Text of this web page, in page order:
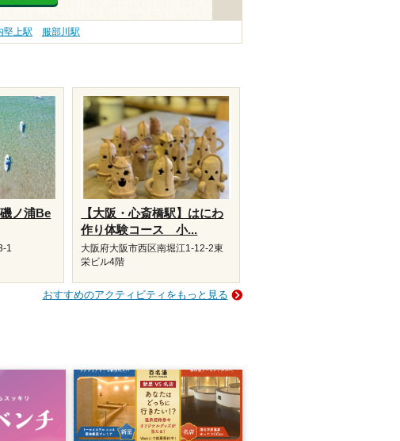
堅上駅 服部川駅
ノ浦Be
1
【大阪・心斎橋駅】はにわ
作り体験コース 小...
大阪府大阪市西区南堀江1-12-2東
栄ビル4階
おすすめのアクティビティをもっと見る